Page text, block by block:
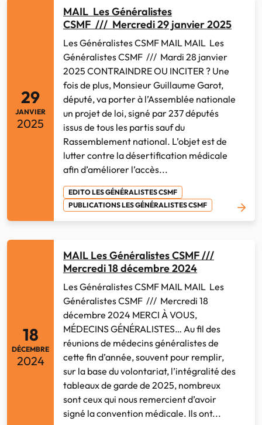
29
JANVIER
2025
MAIL Les Généralistes
CSMF /// Mercredi 29 janvier 2025
Les Généralistes CSMF MAIL MAIL Les
Généralistes CSMF /// Mardi 28 janvier
2025 CONTRAINDRE OU INCITER ? Une
fois de plus, Monsieur Guillaume Garot,
député, va porter à l’Assemblée nationale
un projet de loi, signé par 237 députés
issus de tous les partis sauf du
Rassemblement national. L’objet est de
lutter contre la désertification médicale
afin d’améliorer l’accès...
EDITO LES GÉNÉRALISTES CSMF
PUBLICATIONS LES GÉNÉRALISTES CSMF
18
DÉCEMBRE
2024
MAIL Les Généralistes CSMF ///
Mercredi 18 décembre 2024
Les Généralistes CSMF MAIL MAIL Les
Généralistes CSMF /// Mercredi 18
décembre 2024 MERCI À VOUS,
MÉDECINS GÉNÉRALISTES… Au fil des
réunions de médecins généralistes de
cette fin d’année, souvent pour remplir,
sur la base du volontariat, l’intégralité des
tableaux de garde de 2025, nombreux
sont ceux qui nous remercient d’avoir
signé la convention médicale. Ils ont...